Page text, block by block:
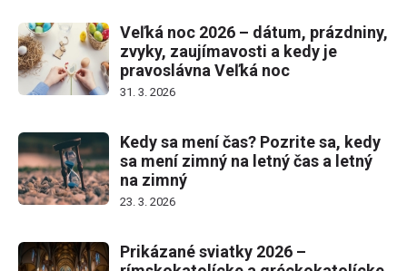
Veľká noc 2026 – dátum, prázdniny,
zvyky, zaujímavosti a kedy je
pravoslávna Veľká noc
31. 3. 2026
Kedy sa mení čas? Pozrite sa, kedy
sa mení zimný na letný čas a letný
na zimný
23. 3. 2026
Prikázané sviatky 2026 –